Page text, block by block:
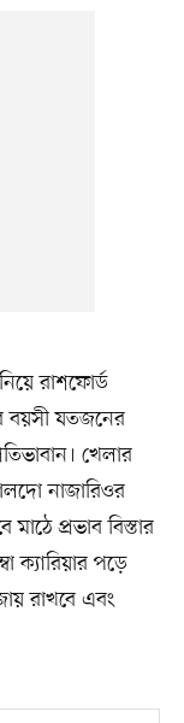
রাশফোর্ড
বয়সী যতজনের
খেলার
নাজারিওর
প্রভাব বিস্তার
ক্যারিয়ার পড়ে
রাখবে এবং